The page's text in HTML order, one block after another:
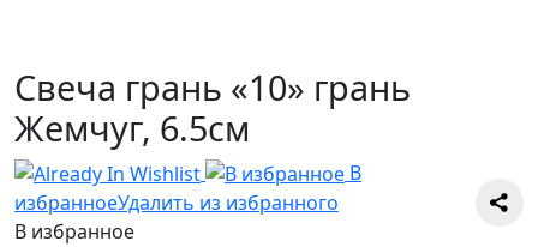
Свеча грань «10» грань
Жемчуг, 6.5см
В
избранноеУдалить из избранного
В избранное